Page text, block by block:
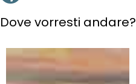
Dove vorresti andare?